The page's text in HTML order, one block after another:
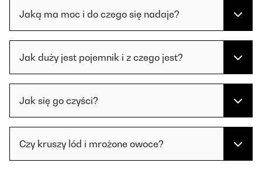
Jaką ma moc i do czego się nadaje?
Jak duży jest pojemnik i z czego jest?
Jak się go czyści?
Czy kruszy lód i mrożone owoce?